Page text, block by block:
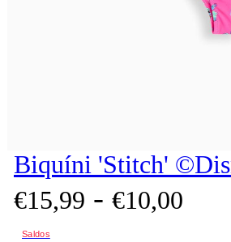
Biquíni 'Stitch'
€15,99 - €10,00
Saldos